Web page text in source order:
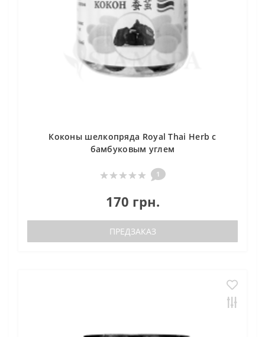
Коконы шелкопряда Royal Thai Herb с
бамбуковым углем
1
170 грн.
ПРЕДЗАКАЗ